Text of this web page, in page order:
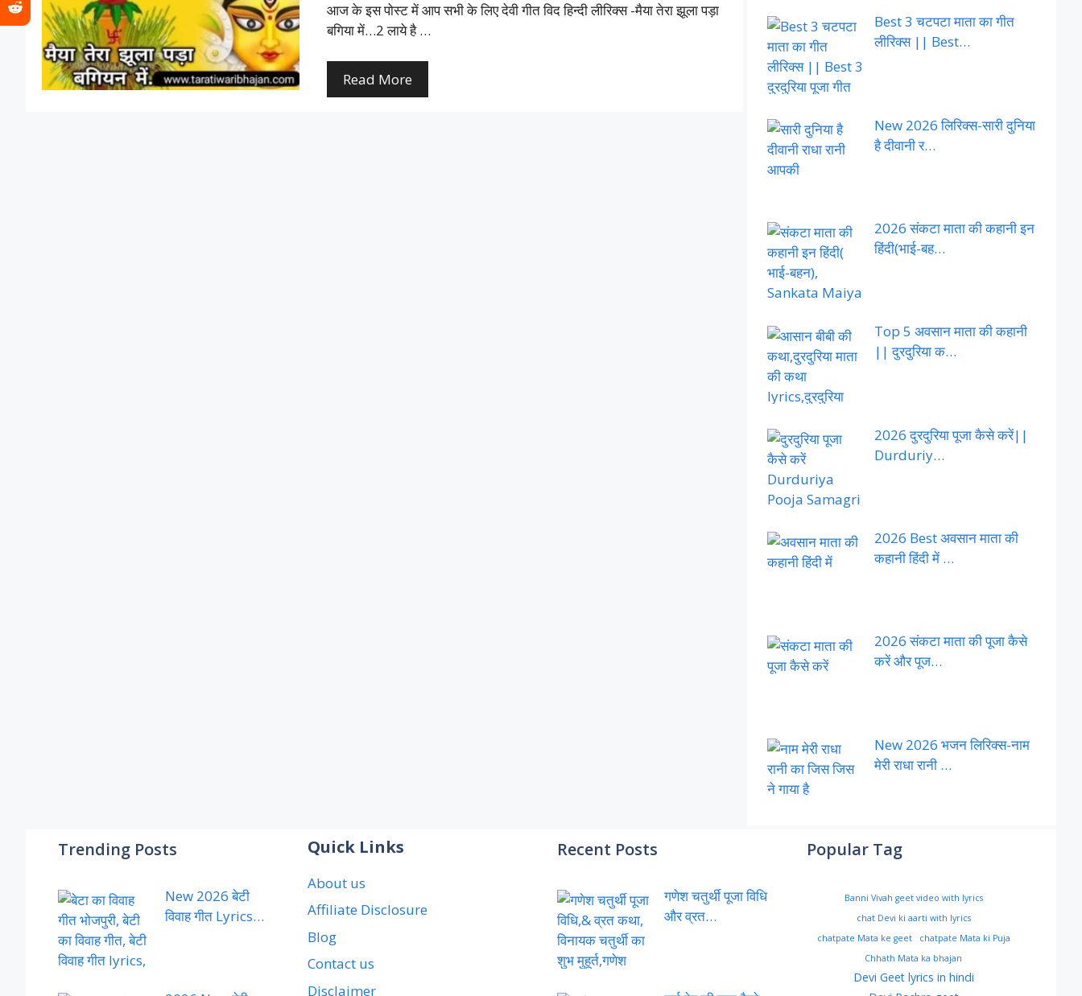
आज के इस पोस्ट में आप सभी के लिए देवी गीत विद हिन्दी लीरिक्स -मैया तेरा झूला पड़ा
बगिया में…2 लाये है …
Read More
Best 3 चटपटा माता का गीत
लीरिक्स || Best…
New 2026 लिरिक्स-सारी दुनिया
है दीवानी र…
2026 संकटा माता की कहानी इन
हिंदी(भाई-बह…
Top 5 अवसान माता की कहानी
|| दुरदुरिया क…
2026 दुरदुरिया पूजा कैसे करें||
Durduriy…
2026 Best अवसान माता की
कहानी हिंदी में …
2026 संकटा माता की पूजा कैसे
करें और पूज…
New 2026 भजन लिरिक्स-नाम
मेरी राधा रानी …
Trending Posts
New 2026 बेटी
विवाह गीत Lyrics…
Quick Links
About us
Affiliate Disclosure
Blog
Contact us
Disclaimer
Recent Posts
गणेश चतुर्थी पूजा विधि
और व्रत…
Popular Tag
Banni Vivah geet video with lyrics
chat Devi ki aarti with lyrics
chatpate Mata ke geet
chatpate Mata ki Puja
Chhath Mata ka bhajan
Devi Geet lyrics in hindi